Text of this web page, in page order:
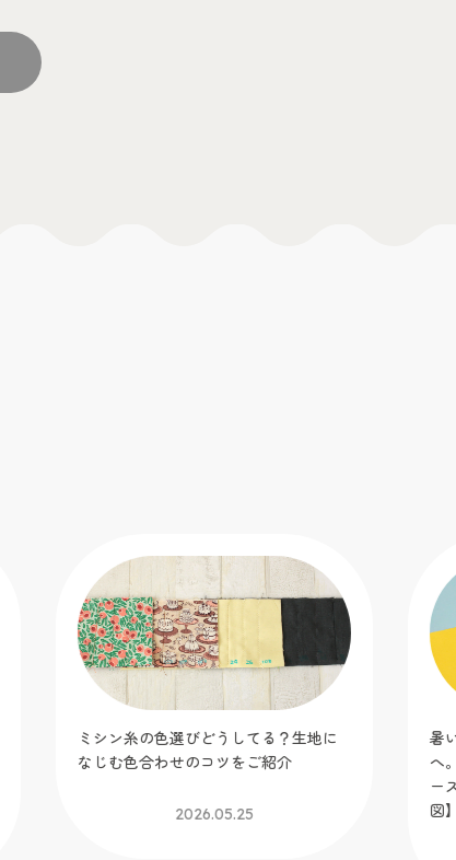
暑い日も編み物を楽しみたいあなた
へ。「くいしんぼーペンギンのキーケ
【